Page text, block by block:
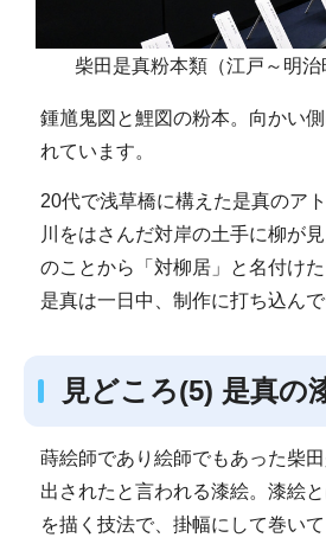
柴田是真粉本類（江戸～明治
鍾馗鬼図と鯉図の粉本。向かい
れています。
20代で浅草橋に構えた是真のア
川をはさんだ対岸の土手に柳が
のことから「対柳居」と名付けた
是真は一日中、制作に打ち込んで
見どころ(5) 是真の
蒔絵師であり絵師でもあった柴
出されたと言われる漆絵。漆絵
を描く技法で、掛幅にして巻い